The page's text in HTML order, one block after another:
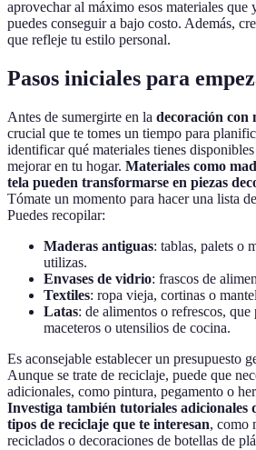
aprovechar al máximo esos materiales que
puedes conseguir a bajo costo. Además,
que refleje tu estilo personal.
Pasos iniciales para
Antes de sumergirte en la decoración con
crucial que te tomes un tiempo para
identificar qué materiales tienes
mejorar en tu hogar. Materiales como
tela pueden transformarse en piezas
Tómate un momento para hacer una lista
Puedes recopilar:
Maderas antiguas: tablas, palets o
utilizas.
Envases de vidrio: frascos de
Textiles: ropa vieja, cortinas o
Latas: de alimentos o refrescos, que
maceteros o utensilios de cocina.
Es aconsejable establecer un presupuesto
Aunque se trate de reciclaje, puede que
adicionales, como pintura, pegamento o
Investiga también tutoriales adicionales
tipos de reciclaje que te interesan, como
reciclados o decoraciones de botellas de